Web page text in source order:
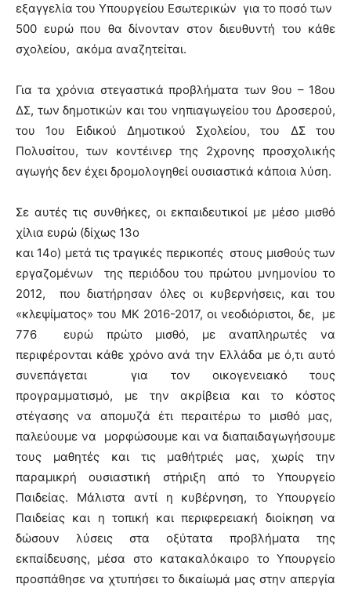
εξαγγελία του Υπουργείου Εσωτερικών για το ποσό των
500 ευρώ που θα δίνονταν στον διευθυντή του κάθε
σχολείου, ακόμα αναζητείται.
Για τα χρόνια στεγαστικά προβλήματα των 9ου – 18ου
ΔΣ, των δημοτικών και του νηπιαγωγείου του Δροσερού,
του 1ου Ειδικού Δημοτικού Σχολείου, του ΔΣ του
Πολυσίτου, των κοντέινερ της 2χρονης προσχολικής
αγωγής δεν έχει δρομολογηθεί ουσιαστικά κάποια λύση.
Σε αυτές τις συνθήκες, οι εκπαιδευτικοί με μέσο μισθό
χίλια ευρώ (δίχως 13ο
και 14ο) μετά τις τραγικές περικοπές στους μισθούς των
εργαζομένων της περιόδου του πρώτου μνημονίου το
2012, που διατήρησαν όλες οι κυβερνήσεις, και του
«κλεψίματος» του ΜΚ 2016-2017, οι νεοδιόριστοι, δε, με
776 ευρώ πρώτο μισθό, με αναπληρωτές να
περιφέρονται κάθε χρόνο ανά την Ελλάδα με ό,τι αυτό
συνεπάγεται για τον οικογενειακό τους
προγραμματισμό, με την ακρίβεια και το κόστος
στέγασης να απομυζά έτι περαιτέρω το μισθό μας,
παλεύουμε να μορφώσουμε και να διαπαιδαγωγήσουμε
τους μαθητές και τις μαθήτριές μας, χωρίς την
παραμικρή ουσιαστική στήριξη από το Υπουργείο
Παιδείας. Μάλιστα αντί η κυβέρνηση, το Υπουργείο
Παιδείας και η τοπική και περιφερειακή διοίκηση να
δώσουν λύσεις στα οξύτατα προβλήματα της
εκπαίδευσης, μέσα στο κατακαλόκαιρο το Υπουργείο
προσπάθησε να χτυπήσει το δικαίωμά μας στην απεργία